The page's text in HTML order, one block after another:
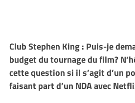
Club Stephen King : Puis-je
budget du tournage du film?
cette question si il s’agit d’un
faisant part d’un NDA avec